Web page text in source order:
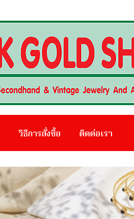
วิธีการสั่งซื้อ ติดต่อเรา